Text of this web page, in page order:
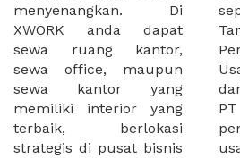
menyenangkan. Di
XWORK anda dapat
sewa ruang kantor,
sewa office, maupun
sewa kantor yang
memiliki interior yang
terbaik, berlokasi
strategis di pusat bisnis
seperti surat domisili,
Tanda Domisili
Perusahaan, Surat Izin
Usaha Perdagangan,
dan atau akte pendirian
PT maupun akte
pendirian CV untuk
usaha Anda. Sewa